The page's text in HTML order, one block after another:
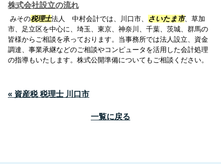
株式会社設立の流れ
みその税理士法人 中村会計では、川口市、 さいたま市、草加
市、足立区を中心に、埼玉、東京、神奈川、千葉、茨城、群馬の
皆様からご相談を承っております。当事務所では法人設立、資金
調達、事業承継などのご相談やコンピュータを活用した会計処理
の指導もいたします。株式公開準備についてもご相談ください。
« 資産税 税理士 川口市
一覧に戻る